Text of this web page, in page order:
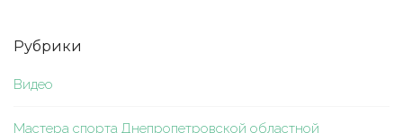
Рубрики
Видео
Мастера спорта Днепропетровской областной